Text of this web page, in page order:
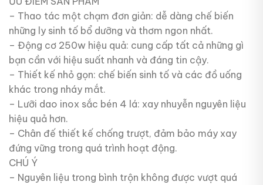
– Thao tác một chạm đơn giản: dễ dàng chế biến
những ly sinh tố bổ dưỡng và thơm ngon nhất.
– Động cơ 250w hiệu quả: cung cấp tất cả những gì
bạn cần với hiệu suất nhanh và đáng tin cậy.
– Thiết kế nhỏ gọn: chế biến sinh tố và các đồ uống
khác trong nháy mắt.
– Lưỡi dao inox sắc bén 4 lá: xay nhuyễn nguyên liệu
hiệu quả hơn.
– Chân đế thiết kế chống trượt, đảm bảo máy xay
đứng vững trong quá trình hoạt động.
CHÚ Ý
– Nguyên liệu trong bình trộn không được vượt quá